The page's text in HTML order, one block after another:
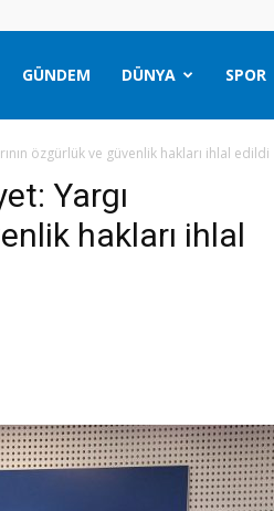
GÜNDEM DÜNYA SPOR
özgürlük ve güvenlik hakları ihlal edildi
Yargı
hakları ihlal